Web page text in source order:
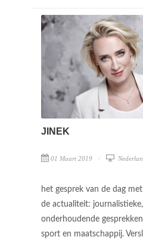
JINEK
01 Maart 2019
het gesprek van de dag
de actualiteit:
onderhoudende
sport en maatschappij.